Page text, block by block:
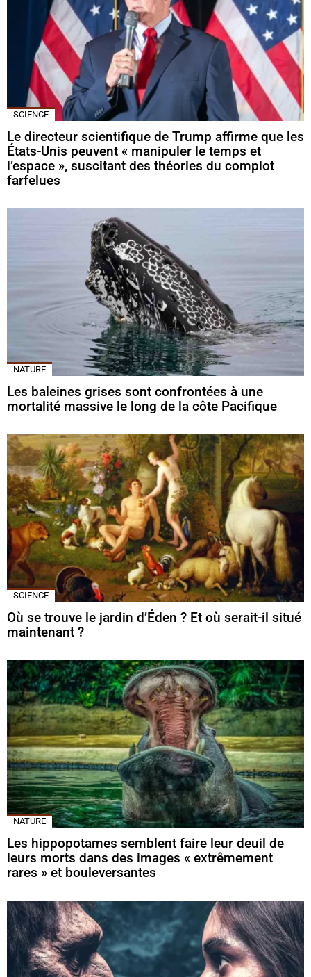
SCIENCE
Le directeur scientifique de Trump affirme que les
États-Unis peuvent « manipuler le temps et
l’espace », suscitant des théories du complot
farfelues
NATURE
Les baleines grises sont confrontées à une
mortalité massive le long de la côte Pacifique
SCIENCE
Où se trouve le jardin d’Éden ? Et où serait-il situé
maintenant ?
NATURE
Les hippopotames semblent faire leur deuil de
leurs morts dans des images « extrêmement
rares » et bouleversantes